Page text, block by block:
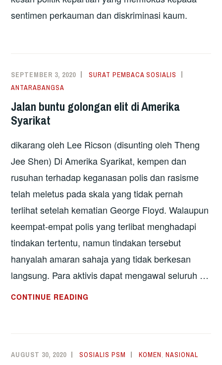
sentimen perkauman dan diskriminasi kaum.
SEPTEMBER 3, 2020
SURAT PEMBACA SOSIALIS
ANTARABANGSA
Jalan buntu golongan elit di Amerika
Syarikat
dikarang oleh Lee Ricson (disunting oleh Theng
Jee Shen) Di Amerika Syarikat, kempen dan
rusuhan terhadap keganasan polis dan rasisme
telah meletus pada skala yang tidak pernah
terlihat setelah kematian George Floyd. Walaupun
keempat-empat polis yang terlibat menghadapi
tindakan tertentu, namun tindakan tersebut
hanyalah amaran sahaja yang tidak berkesan
langsung. Para aktivis dapat mengawal seluruh …
CONTINUE READING
AUGUST 30, 2020 SOSIALIS PSM KOMEN,NASIONAL